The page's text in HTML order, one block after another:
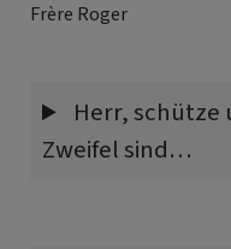
Frère Roger
Herr, schütze
Zweifel sind…